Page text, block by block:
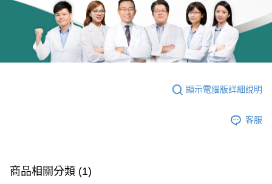
顯示電腦版詳細說明
客服
商品相關分類 (1)